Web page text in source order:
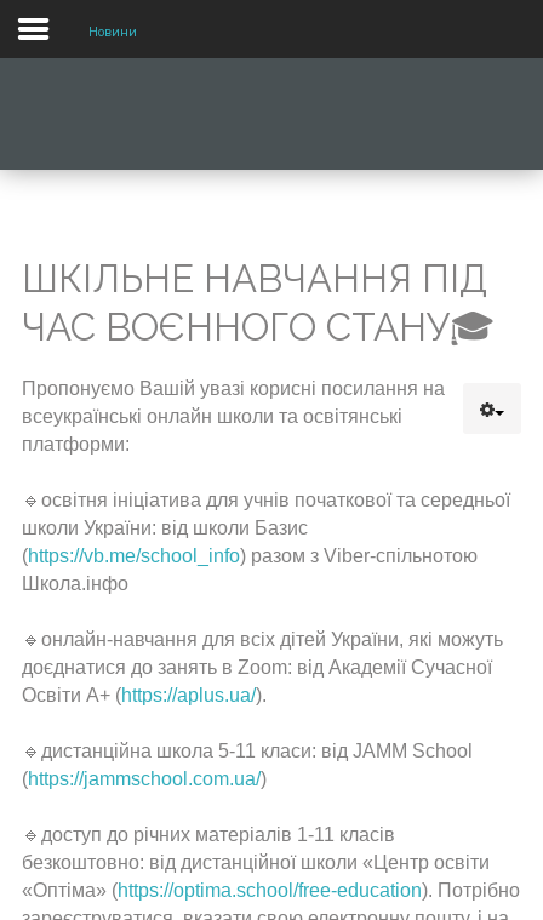
ВЕБ
переходу
меню
лише
натиснути
на
Головна
гімназії
Прозорість
інформаційна
відкритість
закладу
Булінг
Про
Новини
ШКІЛЬНЕ НАВЧАННЯ ПІД
ЧАС ВОЄННОГО СТАНУ🎓
Пропонуємо Вашій увазі корисні посилання на
всеукраїнські онлайн школи та освітянські
платформи:
🔹освітня ініціатива для учнів початкової та середньої
школи України: від школи Базис
(https://vb.me/school_info) разом з Viber-спільнотою
Школа.інфо
🔹онлайн-навчання для всіх дітей України, які можуть
доєднатися до занять в Zооm: від Академії Сучасної
Освіти А+ (https://aplus.ua/).
🔹дистанційна школа 5-11 класи: від JAMM School
(https://jammschool.com.ua/)
🔹доступ до річних матеріалів 1-11 класів
безкоштовно: від дистанційної школи «Центр освіти
«Оптіма» (https://optima.school/free-education). Потрібно